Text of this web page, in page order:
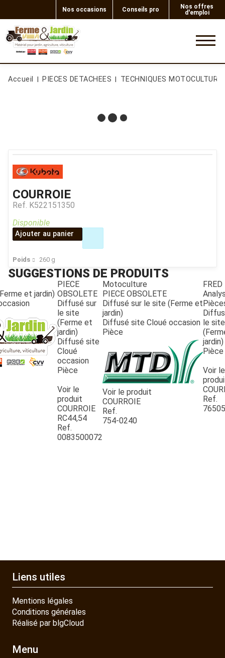
Nos occasions Conseils pro
Nos offres
d'emploi
JOUET
ESPACES VERTS
QUAD SSV UTV
Accueil PIECES DETACHEES TECHNIQUES MOTOCULTURE
COURROIE
Ref. K522151350
Poids 260 g
Disponible
Ajouter au panier
SUGGESTIONS DE PRODUITS
et jardin)
PIECE
OBSOLETE
Diffusé sur
le site
(Ferme et
jardin)
Diffusé site
Cloué
occasion
Pièce
Voir le
produit
COURROIE
RC44,54
Ref.
0083500072
Motoculture
PIECE OBSOLETE
Diffusé sur le site (Ferme et
jardin)
Diffusé site Cloué occasion
Pièce
Voir le produit
COURROIE
Ref.
754-0240
FRED
le site
jardin)
Pièce
Voir le
Ref.
Liens utiles
Mentions légales
Conditions générales
Réalisé par blgCloud
Menu